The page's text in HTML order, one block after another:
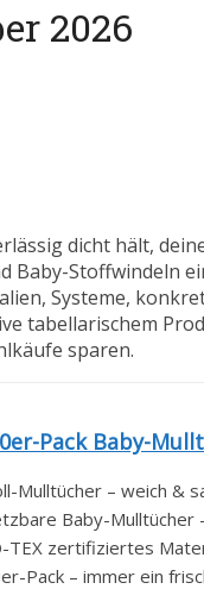
2026
dicht hält,
Baby-Stoffwindeln
Systeme,
tabellarischem
sparen.
Pack Baby-
Mulltücher – weich &
Baby-Mulltücher
TEX zertifiziertes
Pack – immer ein